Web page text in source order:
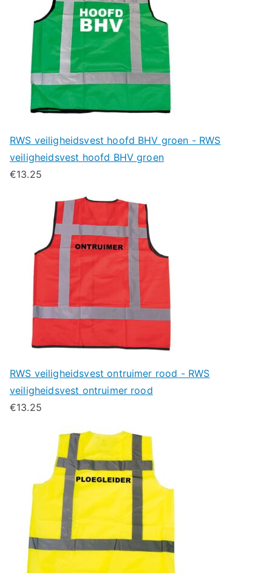
RWS veiligheidsvest hoofd BHV groen - RWS
veiligheidsvest hoofd BHV groen
€13.25
RWS veiligheidsvest ontruimer rood - RWS
veiligheidsvest ontruimer rood
€13.25